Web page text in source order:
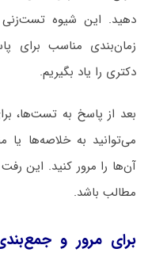
دهید. این شیوه تست‌زنی
زمان‌بندی مناسب برای
دکتری را یاد بگیریم.
بعد از پاسخ به تست‌ها،
می‌توانید به خلاصه‌ها یا
آن‌ها را مرور کنید. این
مطالب باشد.
برای مرور و